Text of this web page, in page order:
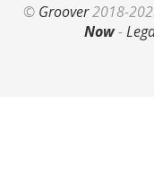
© Groover2018-
Now-